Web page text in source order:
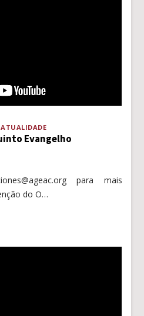
ATUALIDADE
Evangelho
para mais
do O…